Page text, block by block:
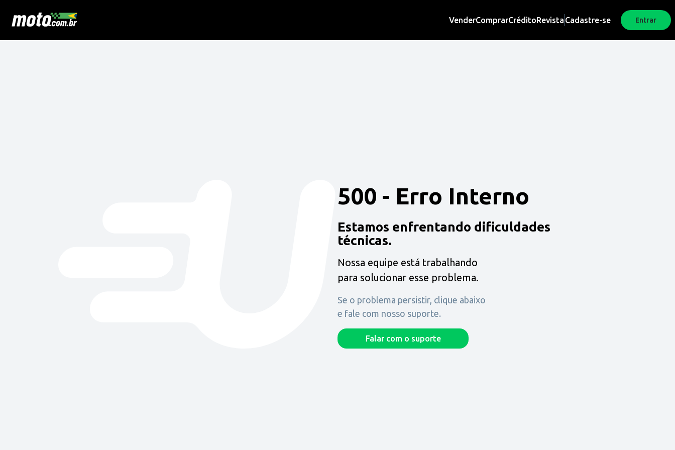
VenderComprarCréditoRevista Cadastre-se Entrar
500 - Erro Interno
Estamos enfrentando dificuldades
técnicas.
Nossa equipe está trabalhando
para solucionar esse problema.
Se o problema persistir, clique abaixo
e fale com nosso suporte.
Falar com o suporte